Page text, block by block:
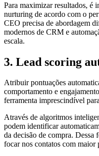
Para maximizar resultados, é
nurturing de acordo com o
CEO precisa de abordagem
modernos de CRM e
escala.
3. Lead scoring
Atribuir pontuações
comportamento e
ferramenta imprescindível
Através de algoritmos
podem identificar
da decisão de compra. Dessa
focar nos contatos com maior